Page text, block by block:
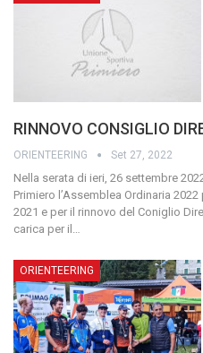
RINNOVO CONSIGLIO
ORIENTEERING Set 27, 2022
Nella serata di ieri, 26 settembre
Primiero l’Assemblea Ordinaria
2021 e per il rinnovo del Coniglio
carica per il…
ORIENTEERING